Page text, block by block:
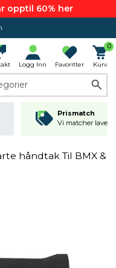
opptil 60% her
Logg Inn Favoritter
0
Kurv
Prismatch
Vi matcher
håndtak Til BMX &